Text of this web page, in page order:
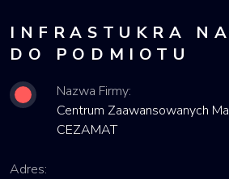
INFRASTUKRA
DO PODMIOTU
Nazwa Firmy:
Centrum Zaawansowanych
CEZAMAT
Adres: